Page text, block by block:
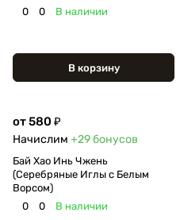
0
0 В наличии
В корзину
от 580 ₽
Начислим +29бонусов
Бай Хао Инь Чжень
(Серебряные Иглы с Белым
Ворсом)
0
0 В наличии